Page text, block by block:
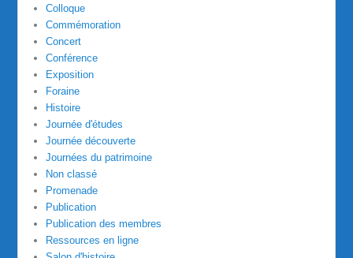
Colloque
Commémoration
Concert
Conférence
Exposition
Foraine
Histoire
Journée d'études
Journée découverte
Journées du patrimoine
Non classé
Promenade
Publication
Publication des membres
Ressources en ligne